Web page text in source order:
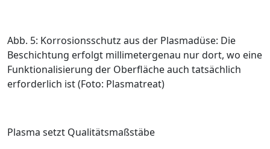
Abb. 5: Korrosionsschutz aus der Plasmadüse: Die
Beschichtung erfolgt millimetergenau nur dort, wo eine
Funktionalisierung der Oberfläche auch tatsächlich
erforderlich ist (Foto: Plasmatreat)
Plasma setzt Qualitätsmaßstäbe